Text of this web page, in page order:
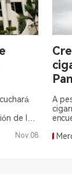
de los
pasoNov.08
A